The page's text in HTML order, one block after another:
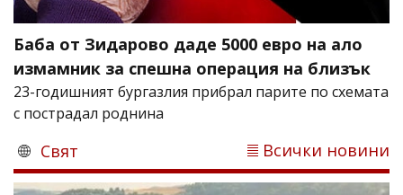
Баба от Зидарово даде 5000 евро на ало
измамник за спешна операция на близък
23-годишният бургазлия прибрал парите по схемата
с пострадал роднина
Свят Всички новини